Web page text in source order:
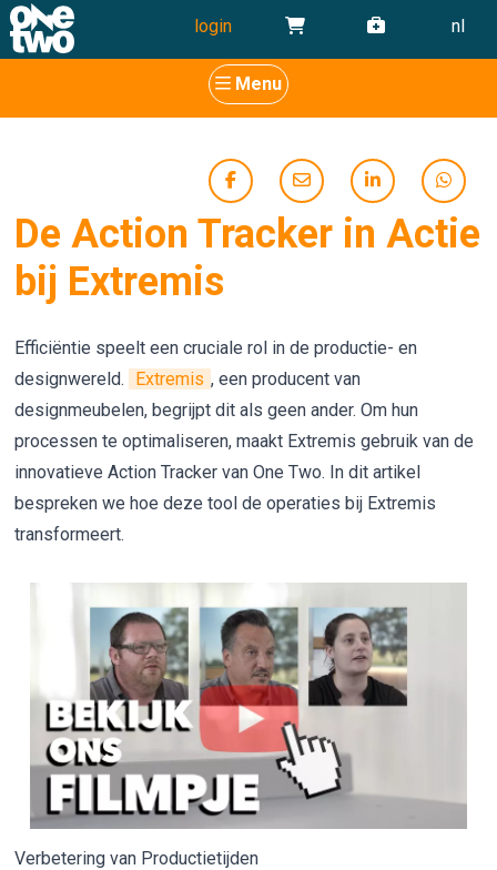
login nl
Menu
De Action Tracker in Actie
bij Extremis
Efficiëntie speelt een cruciale rol in de productie- en
designwereld.
Extremis , een producent van
designmeubelen, begrijpt dit als geen ander. Om hun
processen te optimaliseren, maakt Extremis gebruik van de
innovatieve Action Tracker van One Two. In dit artikel
bespreken we hoe deze tool de operaties bij Extremis
transformeert.
Verbetering van Productietijden